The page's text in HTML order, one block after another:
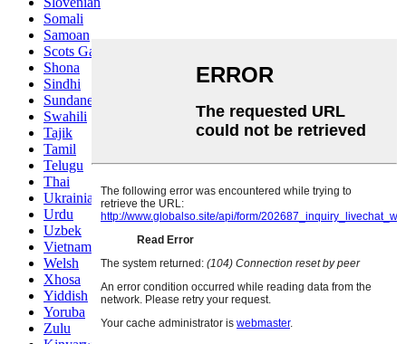
Somali
Samoan
Scots Gaelic
Shona
Sindhi
Sundanese
Swahili
Tajik
Tamil
Telugu
Thai
Ukrainian
Urdu
Uzbek
Vietnamese
Welsh
Xhosa
Yiddish
Yoruba
Zulu